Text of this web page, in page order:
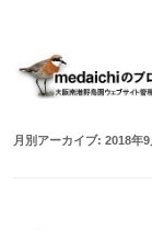
月別アーカイブ: 2018年9